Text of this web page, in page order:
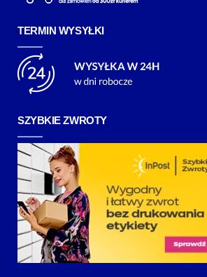
TERMIN WYSYŁKI
SZYBKIE ZWROTY